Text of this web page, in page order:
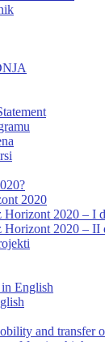
2020
Horizont 2020 – I
Horizont 2020 – II
in English
and transfer